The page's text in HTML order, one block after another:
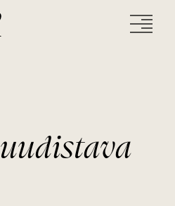
uudistava